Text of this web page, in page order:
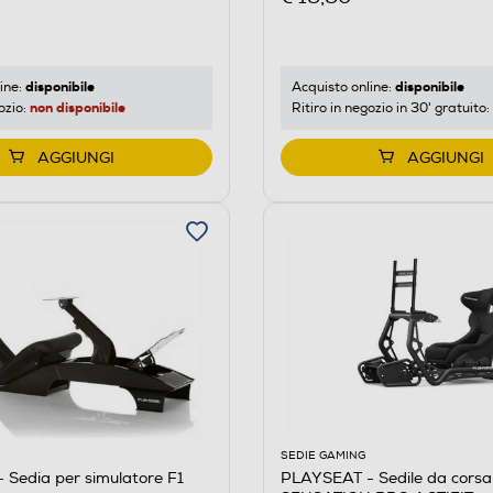
disponibile
non disponibile
AGGIUNGI
Acquisto online: disponibile
Ritiro in negozio in 30' gratuito:
AGGIUNGI
Sedia per simulatore F1
SEDIE GAMING
PLAYSEAT - Sedile da corsa